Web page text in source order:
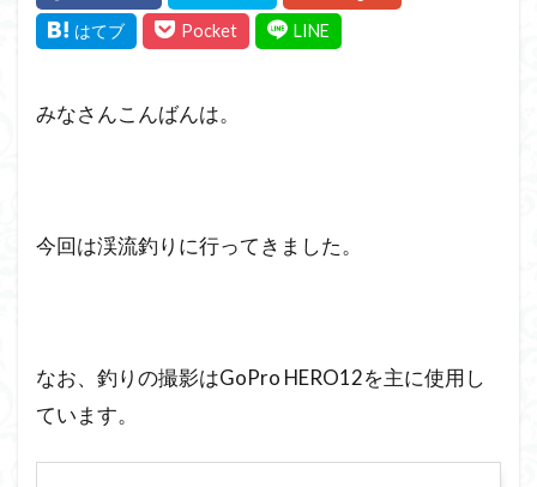
みなさんこんばんは。
今回は渓流釣りに行ってきました。
なお、釣りの撮影はGoPro HERO12を主に使用し
ています。